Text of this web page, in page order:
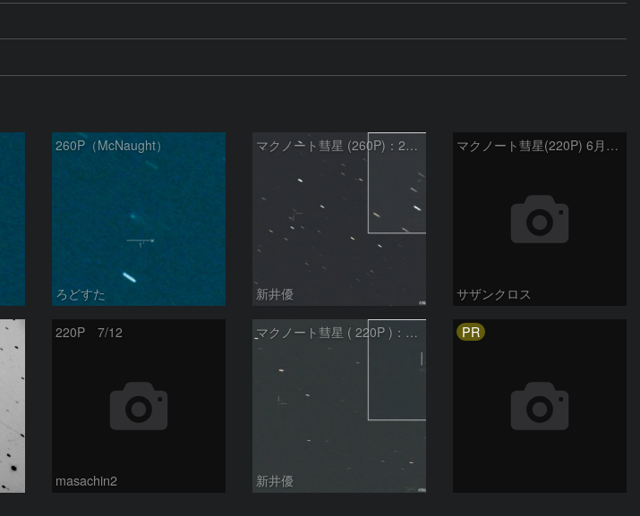
260P（McNaught）
ろどすた
マクノート彗星 (260P)：2026/07/27
新井優
マクノート彗星(220P) 6月11日 Seestar50
サザンクロス
220P 7/12
masachin2
マクノート彗星 ( 220P )：2026/07/09
新井優
PR